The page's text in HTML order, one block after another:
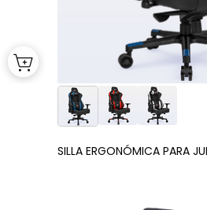
SILLA ERGONÓMICA PARA